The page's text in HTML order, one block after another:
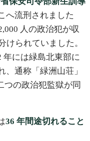
へ流刑されました
人の政治犯が収
けられていました。
年には緑島北東部に
、通称「緑洲山荘」
つの政治犯監獄が同
36 年間途切れること